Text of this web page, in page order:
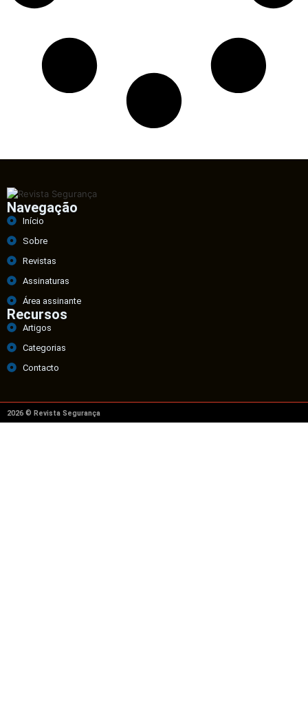
Navegação
Início
Sobre
Revistas
Assinaturas
Área assinante
Recursos
Artigos
Categorias
Contacto
2026 © Revista Segurança